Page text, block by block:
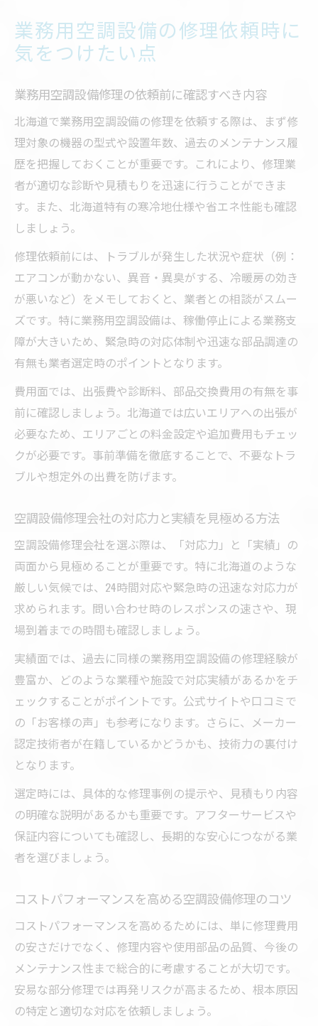
業務用空調設備の修理依頼時に
気をつけたい点
業務用空調設備修理の依頼前に確認すべき内容
北海道で業務用空調設備の修理を依頼する際は、まず修
理対象の機器の型式や設置年数、過去のメンテナンス履
歴を把握しておくことが重要です。これにより、修理業
者が適切な診断や見積もりを迅速に行うことができま
す。また、北海道特有の寒冷地仕様や省エネ性能も確認
しましょう。
修理依頼前には、トラブルが発生した状況や症状（例：
エアコンが動かない、異音・異臭がする、冷暖房の効き
が悪いなど）をメモしておくと、業者との相談がスムー
ズです。特に業務用空調設備は、稼働停止による業務支
障が大きいため、緊急時の対応体制や迅速な部品調達の
有無も業者選定時のポイントとなります。
費用面では、出張費や診断料、部品交換費用の有無を事
前に確認しましょう。北海道では広いエリアへの出張が
必要なため、エリアごとの料金設定や追加費用もチェッ
クが必要です。事前準備を徹底することで、不要なトラ
ブルや想定外の出費を防げます。
空調設備修理会社の対応力と実績を見極める方法
空調設備修理会社を選ぶ際は、「対応力」と「実績」の
両面から見極めることが重要です。特に北海道のような
厳しい気候では、24時間対応や緊急時の迅速な対応力が
求められます。問い合わせ時のレスポンスの速さや、現
場到着までの時間も確認しましょう。
実績面では、過去に同様の業務用空調設備の修理経験が
豊富か、どのような業種や施設で対応実績があるかをチ
ェックすることがポイントです。公式サイトや口コミで
の「お客様の声」も参考になります。さらに、メーカー
認定技術者が在籍しているかどうかも、技術力の裏付け
となります。
選定時には、具体的な修理事例の提示や、見積もり内容
の明確な説明があるかも重要です。アフターサービスや
保証内容についても確認し、長期的な安心につながる業
者を選びましょう。
コストパフォーマンスを高める空調設備修理のコツ
コストパフォーマンスを高めるためには、単に修理費用
の安さだけでなく、修理内容や使用部品の品質、今後の
メンテナンス性まで総合的に考慮することが大切です。
安易な部分修理では再発リスクが高まるため、根本原因
の特定と適切な対応を依頼しましょう。